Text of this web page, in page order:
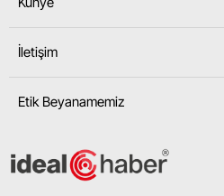
İletişim
Etik Beyanamemiz